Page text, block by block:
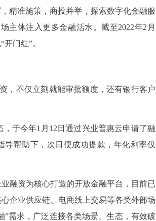
精准施策，商投并举，探索数字化金融服
主体注入更多金融活水。截至2022年2月
门红”。
，不仅立刻就能审批额度，还有银行客户
于今年1月12日通过兴业普惠云申请了融
导帮助下，次日便成功提款，年化利率仅
融资为核心打造的开放金融平台，目前已
企业供应链、电商线上交易等各类外部场
需求，广泛连接各类场景、生态，有效破